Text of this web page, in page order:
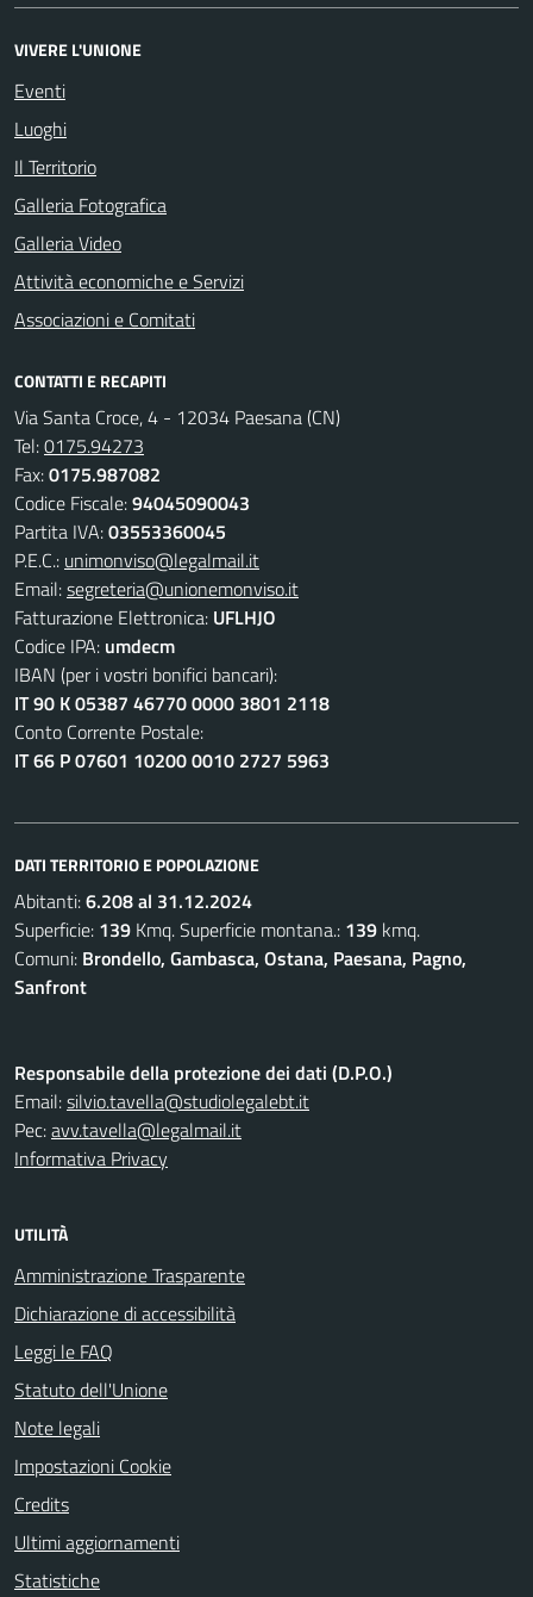
VIVERE L'UNIONE
Eventi
Luoghi
Il Territorio
Galleria Fotografica
Galleria Video
Attività economiche e Servizi
Associazioni e Comitati
CONTATTI E RECAPITI
Via Santa Croce, 4 - 12034 Paesana (CN)
Tel:0175.94273
Fax:0175.987082
Codice Fiscale:94045090043
Partita IVA:03553360045
P.E.C.: unimonviso@legalmail.it
Email:segreteria@unionemonviso.it
Fatturazione Elettronica: UFLHJO
Codice IPA: umdecm
IBAN (per i vostri bonifici bancari):
IT 90 K 05387 46770 0000 3801 2118
Conto Corrente Postale:
IT 66 P 07601 10200 0010 2727 5963
DATI TERRITORIO E POPOLAZIONE
Abitanti:6.208 al 31.12.2024
Superficie: 139 Kmq. Superficie montana.: 139 kmq.
Comuni: Brondello, Gambasca, Ostana, Paesana, Pagno,
Sanfront
Responsabile della protezione dei dati (D.P.O.)
Email:silvio.tavella@studiolegalebt.it
Pec:avv.tavella@legalmail.it
Informativa Privacy
UTILITÀ
Amministrazione Trasparente
Dichiarazione di accessibilità
Leggi le FAQ
Statuto dell'Unione
Note legali
Impostazioni Cookie
Credits
Ultimi aggiornamenti
Statistiche